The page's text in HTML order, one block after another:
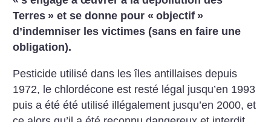
Terres » et se donne pour « objectif »
d’indemniser les victimes (sans en faire une
obligation).
Pesticide utilisé dans les îles antillaises depuis
1972, le chlordécone est resté légal jusqu’en 1993
puis a été été utilisé illégalement jusqu’en 2000, et